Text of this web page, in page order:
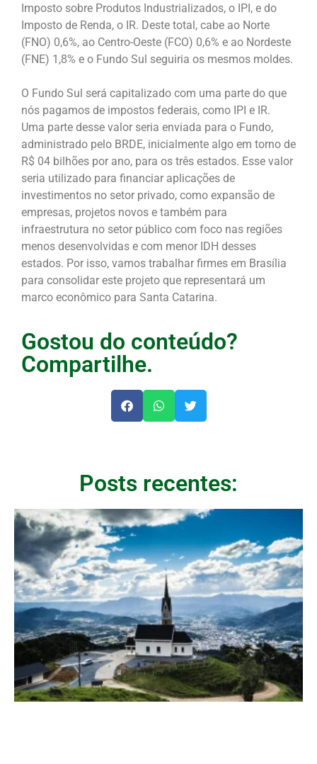
Imposto sobre Produtos Industrializados, o IPI, e do
Imposto de Renda, o IR. Deste total, cabe ao Norte
(FNO) 0,6%, ao Centro-Oeste (FCO) 0,6% e ao Nordeste
(FNE) 1,8% e o Fundo Sul seguiria os mesmos moldes.
O Fundo Sul será capitalizado com uma parte do que
nós pagamos de impostos federais, como IPI e IR.
Uma parte desse valor seria enviada para o Fundo,
administrado pelo BRDE, inicialmente algo em torno de
R$ 04 bilhões por ano, para os três estados. Esse valor
seria utilizado para financiar aplicações de
investimentos no setor privado, como expansão de
empresas, projetos novos e também para
infraestrutura no setor público com foco nas regiões
menos desenvolvidas e com menor IDH desses
estados. Por isso, vamos trabalhar firmes em Brasília
para consolidar este projeto que representará um
marco econômico para Santa Catarina.
Gostou do conteúdo?
Compartilhe.
Posts recentes: